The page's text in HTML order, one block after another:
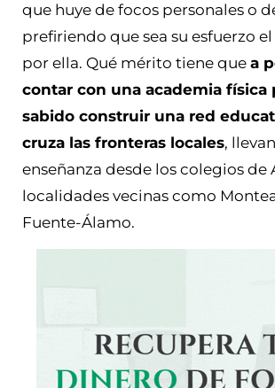
que huye de focos personales o
prefiriendo que sea su esfuerzo
por ella. Qué mérito tiene que a
contar con una academia física
sabido construir una red
cruza las fronteras locales,
enseñanza desde los colegios de
localidades vecinas como
Fuente-Álamo.